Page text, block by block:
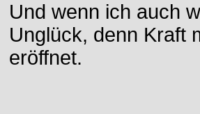
Und wenn ich auch
Unglück, denn Kraft
eröffnet.